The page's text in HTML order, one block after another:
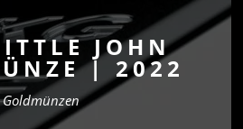
JOHN
| 2022
Goldmünzen